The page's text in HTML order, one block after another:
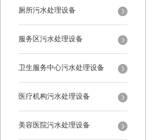
厕所污水处理设备
服务区污水处理设备
卫生服务中心污水处理设备
医疗机构污水处理设备
美容医院污水处理设备